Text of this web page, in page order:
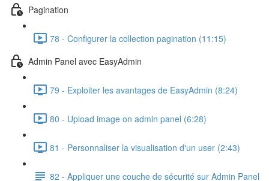
Pagination
78 - Configurer la collection pagination (11:15)
Admin Panel avec EasyAdmin
79 - Exploiter les avantages de EasyAdmin (8:24)
80 - Upload image on admin panel (6:28)
81 - Personnaliser la visualisation d'un user (2:43)
82 - Appliquer une couche de sécurité sur Admin Panel